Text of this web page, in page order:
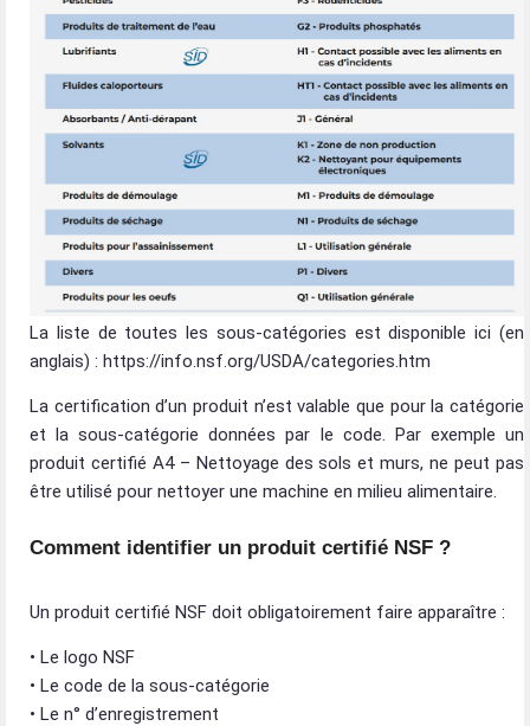
La liste de toutes les sous-catégories est disponible ici (en
anglais) : https://info.nsf.org/USDA/categories.htm
La certification d’un produit n’est valable que pour la catégorie
et la sous-catégorie données par le code. Par exemple un
produit certifié A4 – Nettoyage des sols et murs, ne peut pas
être utilisé pour nettoyer une machine en milieu alimentaire.
Comment identifier un produit certifié NSF ?
Un produit certifié NSF doit obligatoirement faire apparaître :
• Le logo NSF
• Le code de la sous-catégorie
• Le n° d’enregistrement